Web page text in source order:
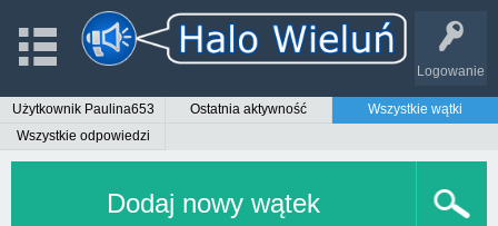
Logowanie
Użytkownik Paulina653 Ostatnia aktywność
Wszystkie wątki
Wszystkie odpowiedzi
Dodaj nowy wątek